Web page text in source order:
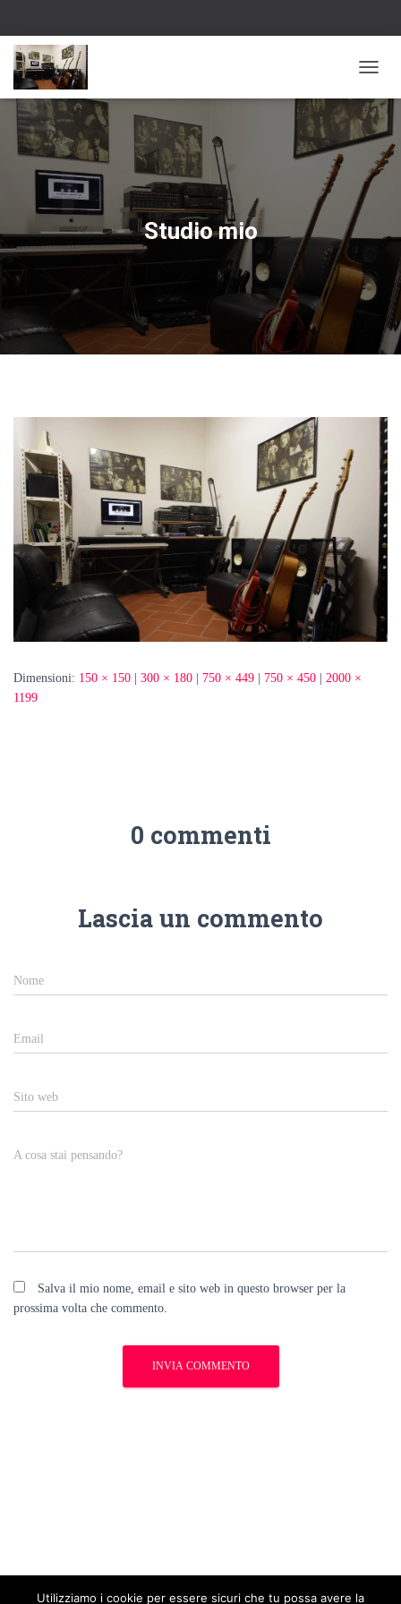
A
V
I
A
Z
O
G
E
Studio mio
Dimensioni: 150 × 150 | 300 × 180 | 750 × 449 | 750 × 450 | 2000 ×
1199
0 commenti
Lascia un commento
Nome
Email
Sito web
A cosa stai pensando?
Salva il mio nome, email e sito web in questo browser per la
prossima volta che commento.
Utilizziamo i cookie per essere sicuri che tu possa avere la